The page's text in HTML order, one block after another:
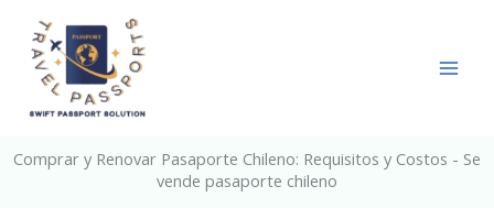
content
Comprar y Renovar Pasaporte Chileno: Requisitos y Costos - Se
vende pasaporte chileno